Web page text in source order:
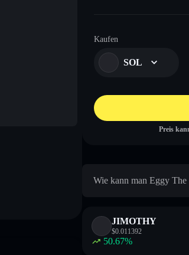
Kaufen
SOL
Preis
Wie kann man Eggy
JIMOTHY
$0.011392
50.67%